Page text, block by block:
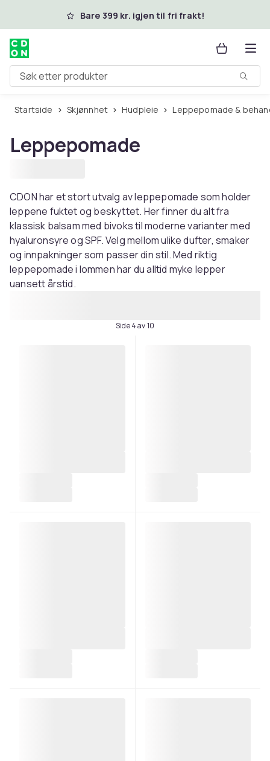
Hopp til hovedinnholdBare 399 kr. igjen til fri frakt!
Søk etter produkter
Startside Skjønnhet Hudpleie Leppepomade &
Leppepomade
CDON har et stort utvalg av leppepomade som holder
leppene fuktet og beskyttet. Her finner du alt fra
klassisk balsam med bivoks til moderne varianter med
hyaluronsyre og SPF. Velg mellom ulike dufter, smaker
og innpakninger som passer din stil. Med riktig
leppepomade i lommen har du alltid myke lepper
uansett årstid.
Side 4 av 10